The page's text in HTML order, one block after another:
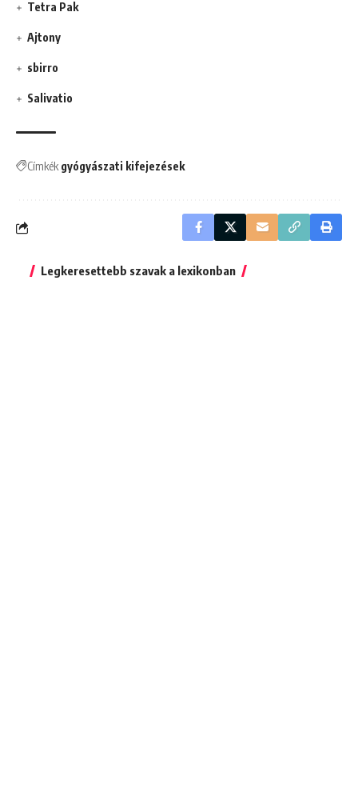
Tetra Pak
Ajtony
sbirro
Salivatio
Címkék gyógyászati kifejezések
Legkeresettebb szavak a lexikonban